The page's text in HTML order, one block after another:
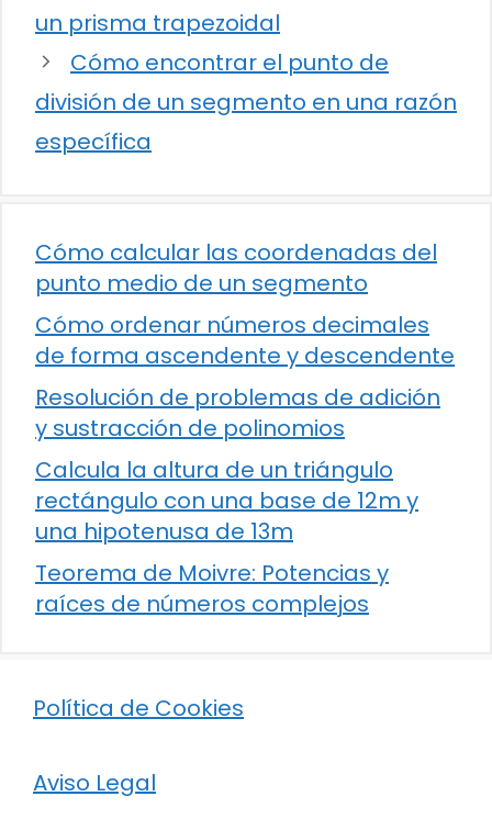
un prisma trapezoidal
Cómo encontrar el punto de
división de un segmento en una razón
específica
Cómo calcular las coordenadas del
punto medio de un segmento
Cómo ordenar números decimales
de forma ascendente y descendente
Resolución de problemas de adición
y sustracción de polinomios
Calcula la altura de un triángulo
rectángulo con una base de 12m y
una hipotenusa de 13m
Teorema de Moivre: Potencias y
raíces de números complejos
Política de Cookies
Aviso Legal